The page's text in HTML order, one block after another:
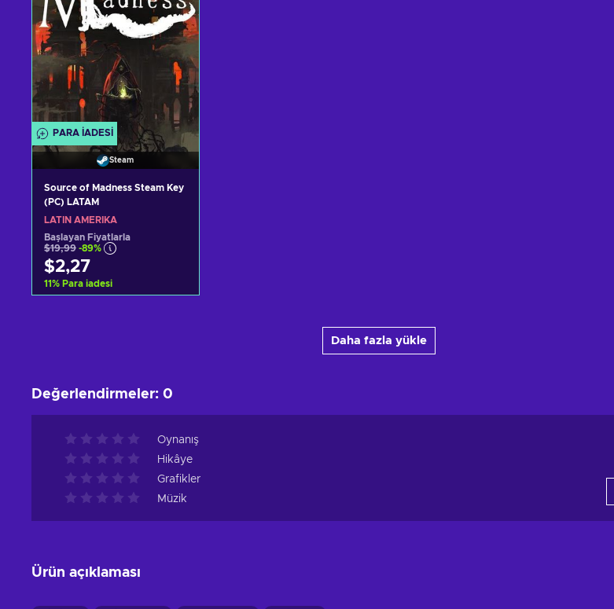
PARA IADESI
Steam
Source of Madness Steam Key
(PC) LATAM
LATIN AMERIKA
Başlayan Fiyatlarla
$19,99 -89%
$2,27
11% Para iadesi
Daha fazla yükle
Değerlendirmeler: 0
Oynanış
Hikâye
Grafikler
Müzik
Ürün açıklaması